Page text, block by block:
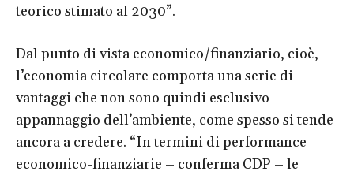
teorico stimato al 2030”.
Dal punto di vista economico/finanziario, cioè,
l’economia circolare comporta una serie di
vantaggi che non sono quindi esclusivo
appannaggio dell’ambiente, come spesso si tende
ancora a credere. “In termini di performance
economico-finanziarie – conferma CDP – le